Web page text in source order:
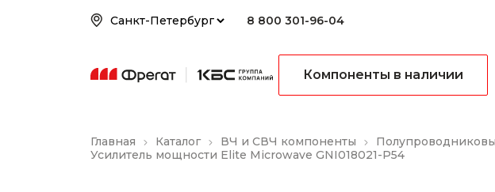
8 800 301-96-04
Компоненты в наличии
Главная Каталог ВЧ и СВЧ компоненты
Усилитель мощности Elite Microwave GNI018021-P54